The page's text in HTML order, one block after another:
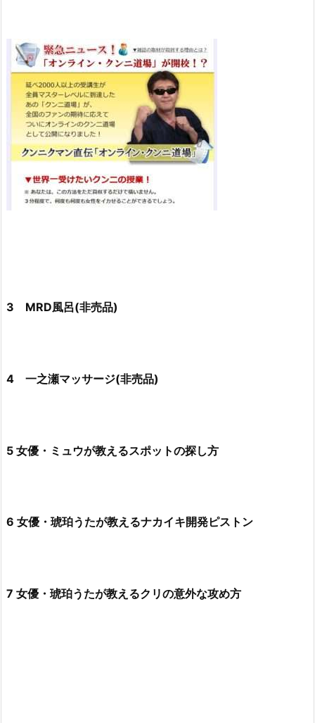
3 MRD風呂(非売品)
4 一之瀬マッサージ(非売品)
5 女優・ミュウが教えるスポットの探し方
6 女優・琥珀うたが教えるナカイキ開発ピストン
7 女優・琥珀うたが教えるクリの意外な攻め方